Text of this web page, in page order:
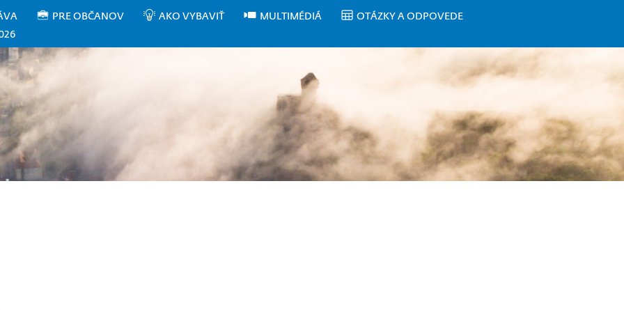
PRE OBČANOV AKO VYBAVIŤ MULTIMÉDIÁ
OTÁZKY A ODPOVEDE